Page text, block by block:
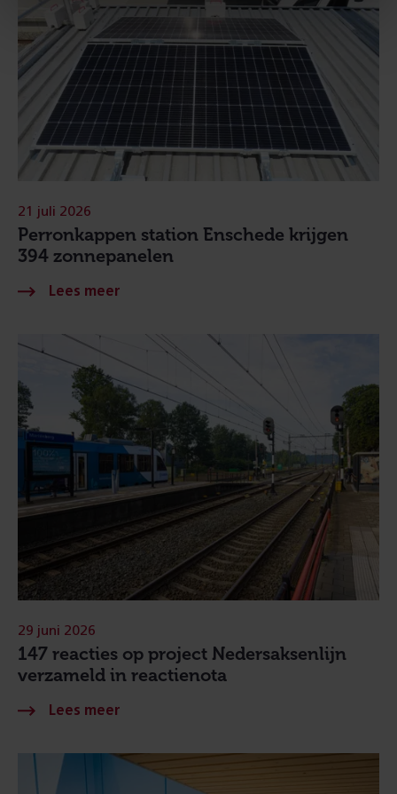
Perronkappen station Enschede krijgen
394 zonnepanelen
21 juli 2026
147 reacties op project Nedersaksenlijn
verzameld in reactienota
29 juni 2026